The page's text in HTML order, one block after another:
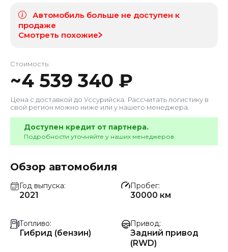
Автомобиль больше не доступен к
продаже
Смотреть похожие
Стоимость:
~4 539 340 ₽
Цена с доставкой до Уссурийска . Рассчитать логистику в
свой регион можно ниже или у нашего менеджера.
Доступен кредит от партнера.
Подробности уточняйте у наших менеджеров.
Обзор автомобиля
Год выпуска
2021
Пробег
30000 км
Топливо
Гибрид (бензин)
Привод
Задний привод
(RWD)